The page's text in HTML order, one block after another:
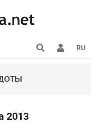
RU
2013